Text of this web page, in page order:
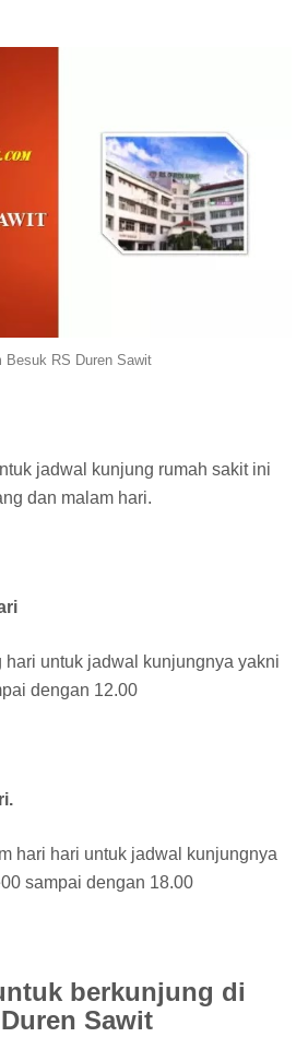
Besuk RS Duren Sawit
jadwal kunjung rumah sakit ini
dan malam hari.
untuk jadwal kunjungnya yakni
dengan 12.00
hari hari untuk jadwal kunjungnya
sampai dengan 18.00
berkunjung di
Sawit